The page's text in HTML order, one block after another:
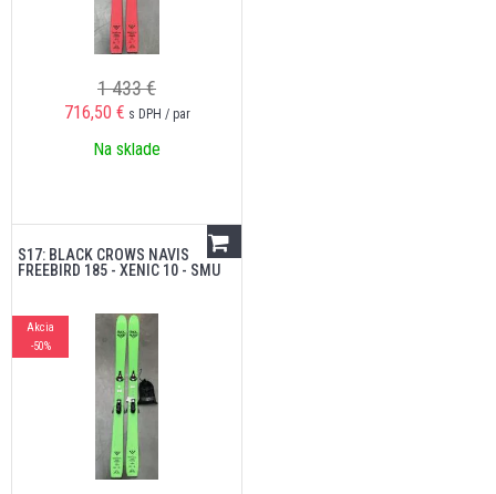
1 433 €
716,50 € s DPH / par
Na sklade
S17: BLACK CROWS NAVIS
FREEBIRD 185 - XENIC 10 - SMU
Akcia
-50%